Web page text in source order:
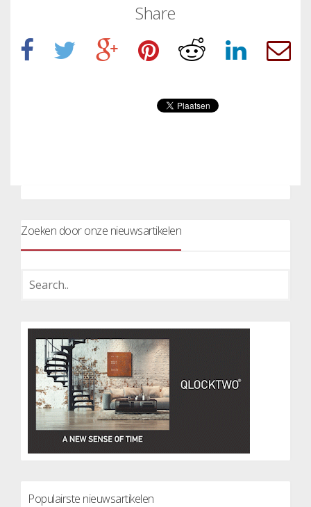
Share
Zoeken door onze nieuwsartikelen
Populairste nieuwsartikelen